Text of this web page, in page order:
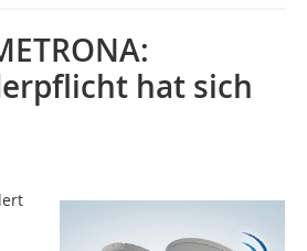
hat sich